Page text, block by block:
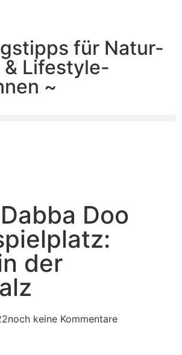
für Natur-
& Lifestyle-
~
Doo
der
noch keine Kommentare